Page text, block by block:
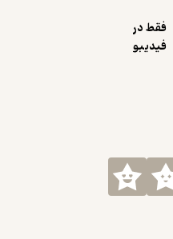
فقط در
فیدیبو